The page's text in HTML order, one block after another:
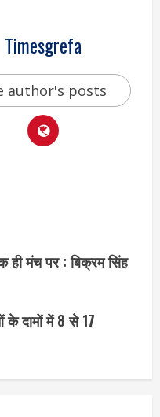
Timesgrefa
author's posts
ही मंच पर : बिक्रम सिंह
के दामों में 8 से 17